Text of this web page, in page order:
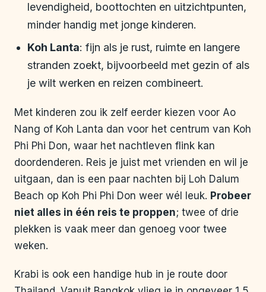
levendigheid, boottochten en uitzichtpunten,
minder handig met jonge kinderen.
Koh Lanta: fijn als je rust, ruimte en langere
stranden zoekt, bijvoorbeeld met gezin of als
je wilt werken en reizen combineert.
Met kinderen zou ik zelf eerder kiezen voor Ao
Nang of Koh Lanta dan voor het centrum van Koh
Phi Phi Don, waar het nachtleven flink kan
doordenderen. Reis je juist met vrienden en wil je
uitgaan, dan is een paar nachten bij Loh Dalum
Beach op Koh Phi Phi Don weer wél leuk. Probeer
niet alles in één reis te proppen; twee of drie
plekken is vaak meer dan genoeg voor twee
weken.
Krabi is ook een handige hub in je route door